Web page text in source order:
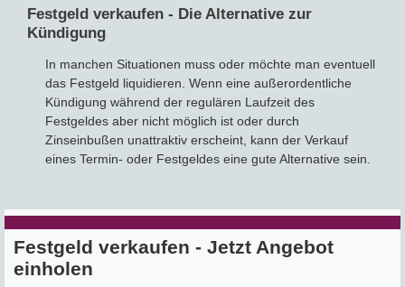
Festgeld verkaufen - Die Alternative zur
Kündigung
In manchen Situationen muss oder möchte man eventuell
das Festgeld liquidieren. Wenn eine außerordentliche
Kündigung während der regulären Laufzeit des
Festgeldes aber nicht möglich ist oder durch
Zinseinbußen unattraktiv erscheint, kann der Verkauf
eines Termin- oder Festgeldes eine gute Alternative sein.